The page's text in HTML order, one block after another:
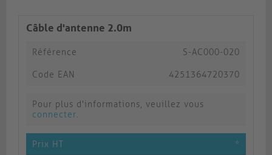
Câble d'antenne 2.0m
Référence S-AC000-020
Code EAN 4251364720370
Pour plus d'informations, veuillez vous
connecter.
Prix HT *